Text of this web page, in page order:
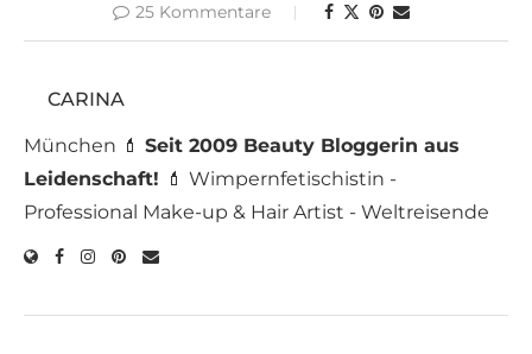
25 Kommentare
CARINA
München 💄 Seit 2009 Beauty Bloggerin aus
Leidenschaft! 💄 Wimpernfetischistin -
Professional Make-up & Hair Artist - Weltreisende